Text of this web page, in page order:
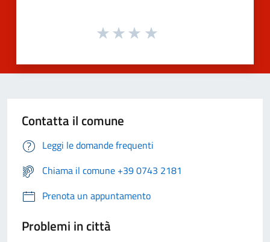
Contatta il comune
Leggi le domande frequenti
Chiama il comune +39 0743 2181
Prenota un appuntamento
Problemi in città